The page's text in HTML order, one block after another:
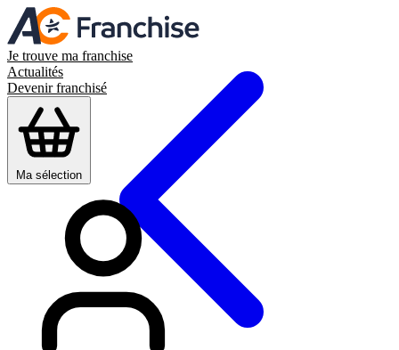
Je trouve ma franchise
Actualités
Devenir franchisé
Ma sélection